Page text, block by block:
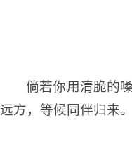
倘若你用清脆的
远方，等候同伴归来。